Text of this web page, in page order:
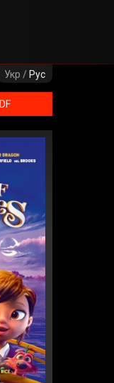
Укр / Рус